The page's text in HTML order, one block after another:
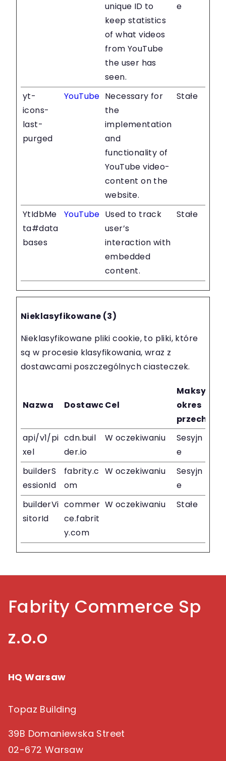
unique ID to
keep statistics
of what videos
from YouTube
the user has
seen.
e
yt-
icons-
last-
purged
YouTube Necessary for
the
implementation
and
functionality of
YouTube video-
content on the
website.
Stałe
YtIdbMe
ta#data
bases
YouTube Used to track
user’s
interaction with
embedded
content.
Stałe
Nieklasyfikowane (3)
Nieklasyfikowane pliki cookie, to pliki, które
są w procesie klasyfikowania, wraz z
dostawcami poszczególnych ciasteczek.
Nazwa DostawcaCel
okres
api/v1/pi
xel
cdn.buil
der.io
W oczekiwaniu
Sesyjn
e
builderS
essionId
fabrity.c
om
W oczekiwaniu
Sesyjn
e
builderVi
sitorId
commer
ce.fabrit
y.com
W oczekiwaniu Stałe
Fabrity Commerce Sp
z.o.o
HQ Warsaw
Topaz Building
39B Domaniewska Street
02-672 Warsaw